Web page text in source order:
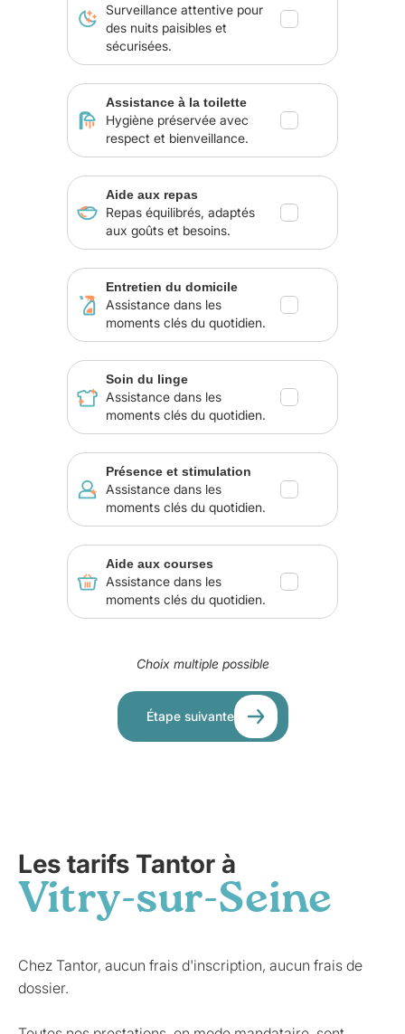
Surveillance attentive pour
des nuits paisibles et
sécurisées.
Assistance à la toilette
Hygiène préservée avec
respect et bienveillance.
Aide aux repas
Repas équilibrés, adaptés
aux goûts et besoins.
Entretien du domicile
Assistance dans les
moments clés du quotidien.
Soin du linge
Assistance dans les
moments clés du quotidien.
Présence et stimulation
Assistance dans les
moments clés du quotidien.
Aide aux courses
Assistance dans les
moments clés du quotidien.
Choix multiple possible
Étape suivante
Les tarifs Tantor à
Vitry-sur-Seine
Chez Tantor, aucun frais d'inscription, aucun frais de
dossier.